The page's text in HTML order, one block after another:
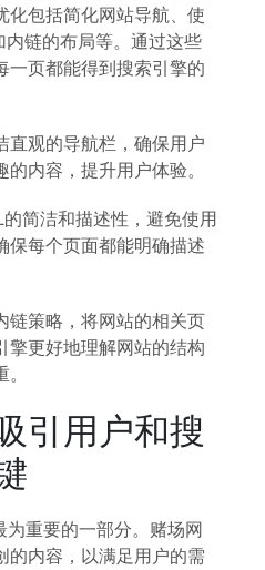
化包括简化网站导航、使
内链的布局等。通过这些
一页都能得到搜索引擎的
直观的导航栏，确保用户
内容，提升用户体验。
的简洁和描述性，避免使用
保每个页面都能明确描述
链策略，将网站的相关页
擎更好地理解网站的结构
引用户和搜
为重要的一部分。赌场网
的内容，以满足用户的需